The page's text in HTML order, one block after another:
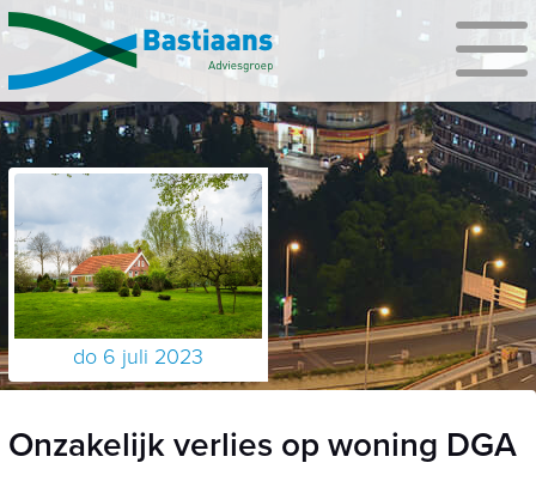
do 6 juli 2023
Onzakelijk verlies op woning DGA